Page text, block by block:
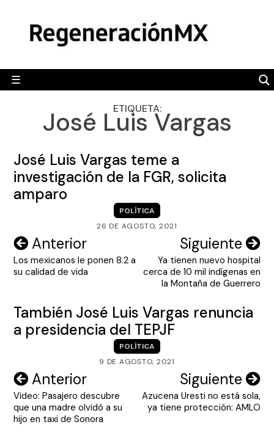
content
☰
POLÍTICA
CAMALEÓN
OPINIÓN
ENGLISH SECTION
ETIQUETA:
José Luis Vargas
José Luis Vargas teme a
investigación de la FGR, solicita
amparo
POLÍTICA
26 DE AGOSTO, 2021
Navegación
de
Anterior
Los mexicanos le ponen 8.2 a
su calidad de vida
Siguiente
Ya tienen nuevo hospital
cerca de 10 mil indígenas en
la Montaña de Guerrero
También José Luis Vargas renuncia
a presidencia del TEPJF
POLÍTICA
9 DE AGOSTO, 2021
Navegación
de
entradas
Anterior
Video: Pasajero descubre
que una madre olvidó a su
hijo en taxi de Sonora
Siguiente
Azucena Uresti no está sola,
ya tiene protección: AMLO